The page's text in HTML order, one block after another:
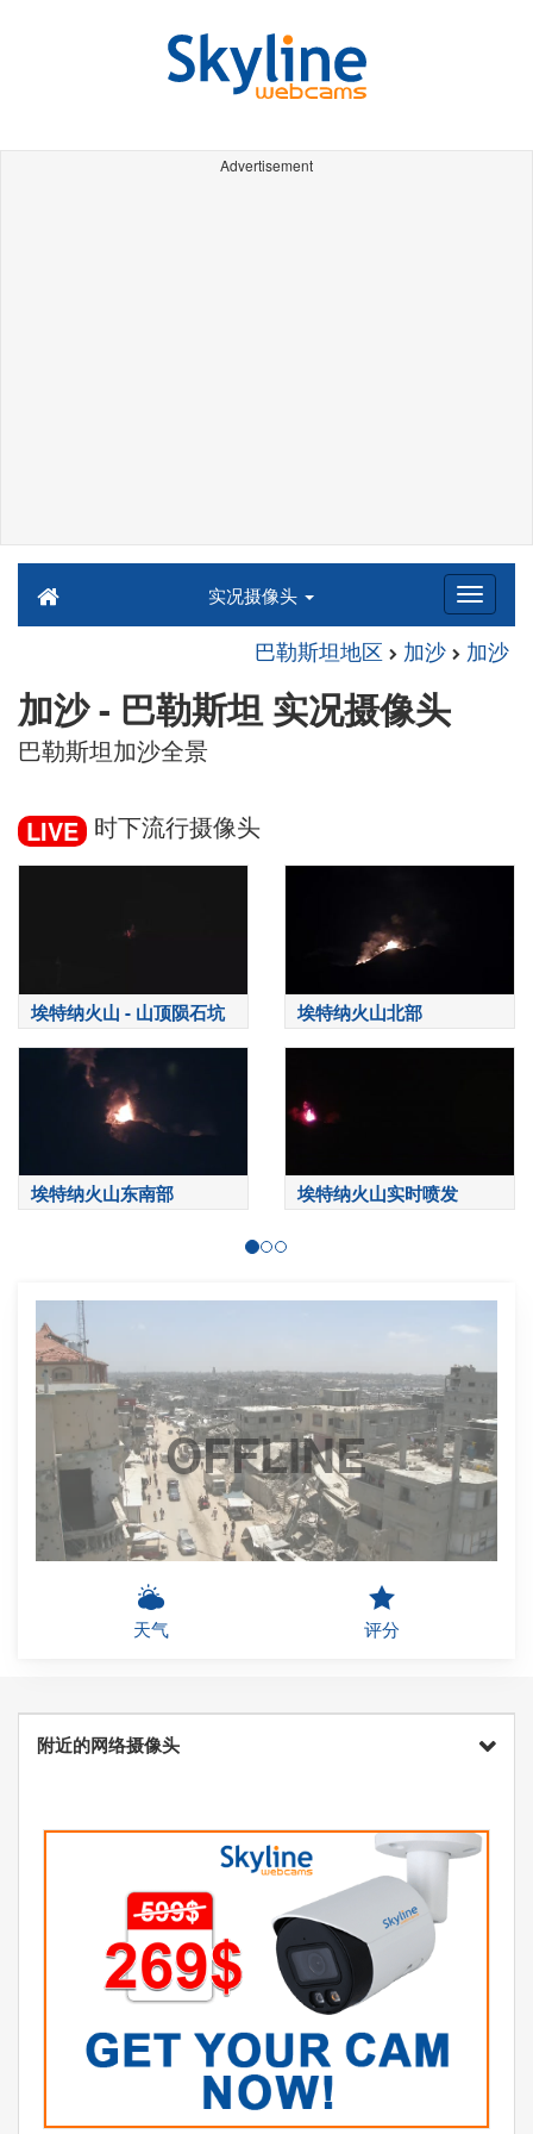
Advertisement
实况摄像头
巴勒斯坦地区 加沙 加沙
加沙 - 巴勒斯坦 实况摄像头
巴勒斯坦加沙全景
LIVE 时下流行摄像头
埃特纳火山 - 山顶陨石坑 埃特纳火山北部
埃特纳火山东南部 埃特纳火山实时喷发
OFFLINE
天气 评分
附近的网络摄像头